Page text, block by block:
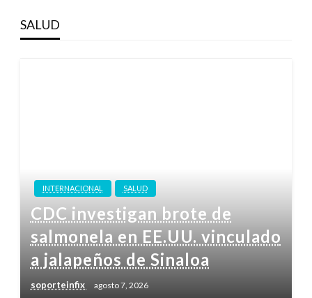
SALUD
INTERNACIONAL SALUD
CDC investigan brote de
salmonela en EE.UU. vinculado
a jalapeños de Sinaloa
soporteinfix agosto 7, 2026